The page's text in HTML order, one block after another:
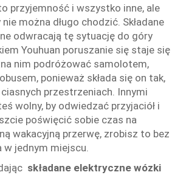
przyjemność i wszystko inne, ale
można długo chodzić. Składane
odwracają tę sytuację do góry
Youhuan poruszanie się staje się
nim podróżować samolotem,
ponieważ składa się on tak,
przestrzeniach. Innymi
wolny, by odwiedzać przyjaciół i
poświęcić sobie czas na
wakacyjną przerwę, zrobisz to bez
w jednym miejscu.
składane elektryczne wózki